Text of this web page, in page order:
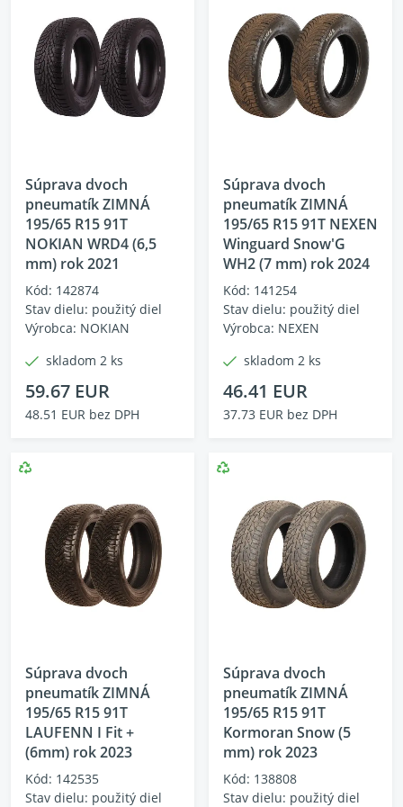
Súprava dvoch
pneumatík ZIMNÁ
195/65 R15 91T
NOKIAN WRD4 (6,5
mm) rok 2021
Kód: 142874
Stav dielu: použitý diel
Výrobca: NOKIAN
skladom 2 ks
59.67 EUR
48.51 EUR bez DPH
Súprava dvoch
pneumatík ZIMNÁ
195/65 R15 91T NEXEN
Winguard Snow'G
WH2 (7 mm) rok 2024
Kód: 141254
Stav dielu: použitý diel
Výrobca: NEXEN
skladom 2 ks
46.41 EUR
37.73 EUR bez DPH
Súprava dvoch
pneumatík ZIMNÁ
195/65 R15 91T
LAUFENN I Fit +
(6mm) rok 2023
Kód: 142535
Stav dielu: použitý diel
Súprava dvoch
pneumatík ZIMNÁ
195/65 R15 91T
Kormoran Snow (5
mm) rok 2023
Kód: 138808
Stav dielu: použitý diel